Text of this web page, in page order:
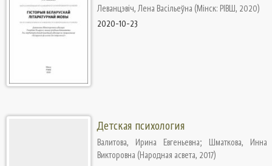
Леванцэвіч, Лена Васільеўна (Мінск: РІВШ, 2020)
2020-10-23
Детская психология
Валитова, Ирина Евгеньевна; Шматкова, Инна
Викторовна (Народная асвета, 2017)